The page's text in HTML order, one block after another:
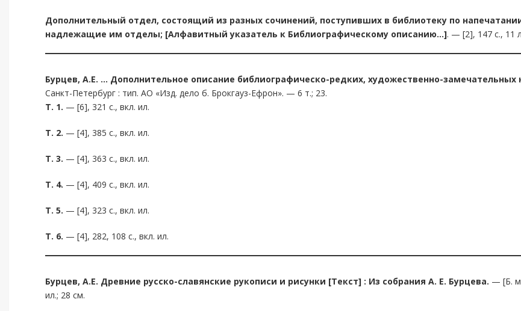
Дополнительный отдел, состоящий из разных сочинений, поступивших в библиотеку по
надлежащие им отделы; [Алфавитный указатель к Библиографическому описанию…]. — [2], 147 с., 11
Бурцев, А.Е. … Дополнительное описание библиографическо-редких, художественно-замечательных
Санкт-Петербург : тип. АО «Изд. дело б. Брокгауз-Ефрон». — 6 т.; 23.
Т. 1. — [6], 321 с., вкл. ил.
Т. 2. — [4], 385 с., вкл. ил.
Т. 3. — [4], 363 с., вкл. ил.
Т. 4. — [4], 409 с., вкл. ил.
Т. 5. — [4], 323 с., вкл. ил.
Т. 6. — [4], 282, 108 с., вкл. ил.
Бурцев, А.Е. Древние русско-славянские рукописи и рисунки [Текст] : Из собрания А. Е. Бурцева. — [Б.
ил.; 28 см.